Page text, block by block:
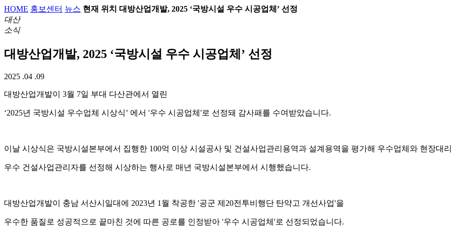
HOME 홍보센터 뉴스 현재 위치 대방산업개발, 2025 ‘국방시설 우수 시공업체’ 선정
대산
소식
대방산업개발, 2025 ‘국방시설 우수 시공업체’ 선정
2025 .04 .09
대방산업개발이 3월 7일 부대 다산관에서 열린
‘2025년 국방시설 우수업체 시상식’ 에서 '우수 시공업체'로 선정돼 감사패를 수여받았습니다.
이날 시상식은 국방시설본부에서 집행한 100억 이상 시설공사 및 건설사업관리용역과 설계용역을 평가해 우수업체와 현장대
우수 건설사업관리자를 선정해 시상하는 행사로 매년 국방시설본부에서 시행했습니다.
대방산업개발이 충남 서산시일대에 2023년 1월 착공한 '공군 제20전투비행단 탄약고 개선사업'을
우수한 품질로 성공적으로 끝마친 것에 따른 공로를 인정받아 '우수 시공업체'로 선정되었습니다.